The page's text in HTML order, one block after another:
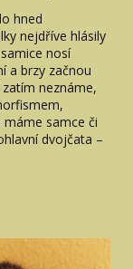
hned
nejdříve hlásily
nosí
a brzy začnou
neznáme,
samce či
dvojčata –